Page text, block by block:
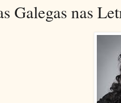
Galegas nas